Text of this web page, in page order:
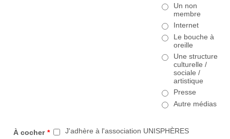
Un non
membre
Internet
Le bouche à
oreille
Une structure
culturelle /
sociale /
artistique
Presse
Autre médias
À cocher *
J'adhère à l'association UNISPHÈRES